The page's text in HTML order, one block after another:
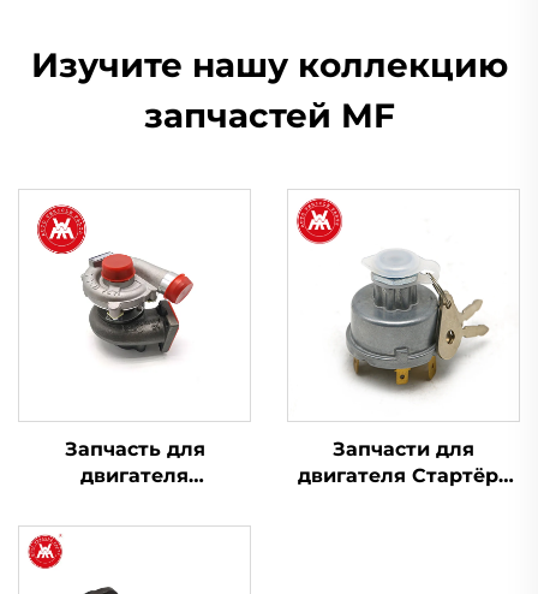
Изучите нашу коллекцию
запчастей MF
Запчасть для
двигателя
2674A423 754111-9 для
Perkins 1103A-33T,
1103C-33T
Запчасти для
двигателя Стартёра